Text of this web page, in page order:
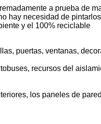
a prueba de
hay necesidad de
y el 100% reciclable
puertas, ventanas,
recursos del
los paneles de